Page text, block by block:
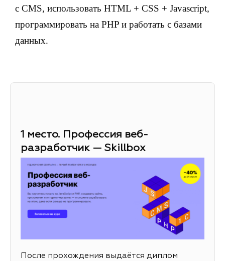
с CMS, использовать HTML + CSS + Javascript,
программировать на PHP и работать с базами
данных.
1 место. Профессия веб-
разработчик — Skillbox
После прохождения выдаётся диплом